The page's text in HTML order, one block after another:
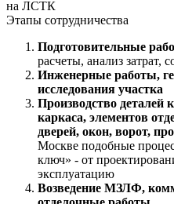
на ЛСТК
Этапы сотрудничества
Подготовительные
расчеты, анализ затрат,
Инженерные работы,
исследования участка
Производство деталей
каркаса, элементов
дверей, окон, ворот,
Москве подобные
ключ» - от
эксплуатацию
Возведение МЗЛФ,